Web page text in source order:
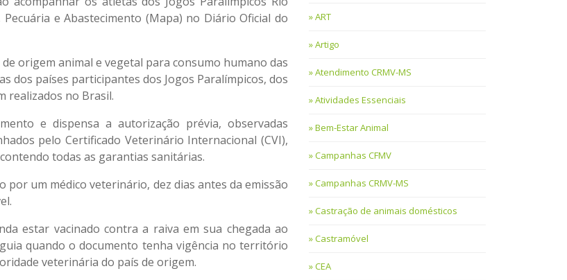
e Abastecimento (Mapa) no Diário Oficial do
origem animal e vegetal para consumo humano das
dos países participantes dos Jogos Paralímpicos, dos
realizados no Brasil.
e dispensa a autorização prévia, observadas
pelo Certificado Veterinário Internacional (CVI),
todas as garantias sanitárias.
por um médico veterinário, dez dias antes da emissão
estar vacinado contra a raiva em sua chegada ao
quando o documento tenha vigência no território
veterinária do país de origem.
ART
Artigo
Atendimento CRMV-MS
Atividades Essenciais
Bem-Estar Animal
Campanhas CFMV
Campanhas CRMV-MS
Castração de animais domésticos
Castramóvel
CEA